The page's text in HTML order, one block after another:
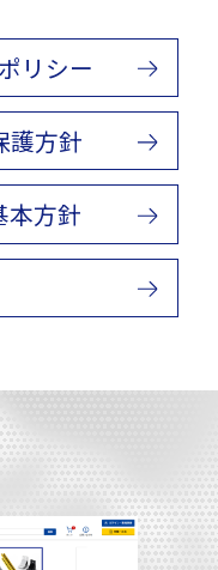
リシー
護方針
本方針